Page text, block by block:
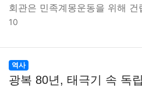
회관은 민족계몽운동을 위해
10
역사
광복 80년, 태극기 속 독립